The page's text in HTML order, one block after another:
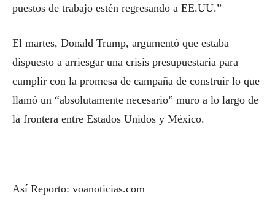
puestos de trabajo estén regresando a EE.UU.”
El martes, Donald Trump, argumentó que estaba
dispuesto a arriesgar una crisis presupuestaria para
cumplir con la promesa de campaña de construir lo que
llamó un “absolutamente necesario” muro a lo largo de
la frontera entre Estados Unidos y México.
Así Reporto: voanoticias.com